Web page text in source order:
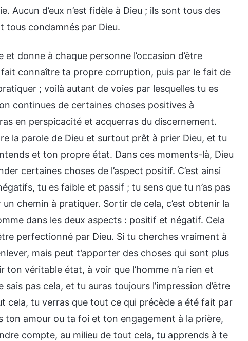
Aucun d’eux n’est fidèle à Dieu ; ils sont tous des
tous condamnés par Dieu.
donne à chaque personne l’occasion d’être
connaître ta propre corruption, puis par le fait de
; voilà autant de voies par lesquelles tu es
continues de certaines choses positives à
en perspicacité et acquerras du discernement.
la parole de Dieu et surtout prêt à prier Dieu, et tu
et ton propre état. Dans ces moments-là, Dieu
certaines choses de l’aspect positif. C’est ainsi
tu es faible et passif ; tu sens que tu n’as pas
chemin à pratiquer. Sortir de cela, c’est obtenir la
dans les deux aspects : positif et négatif. Cela
perfectionné par Dieu. Si tu cherches vraiment à
mais peut t’apporter des choses qui sont plus
véritable état, à voir que l’homme n’a rien et
pas cela, et tu auras toujours l’impression d’être
cela, tu verras que tout ce qui précède a été fait par
ton amour ou ta foi et ton engagement à la prière,
compte, au milieu de tout cela, tu apprends à te